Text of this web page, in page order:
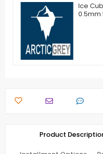
Ice
0.5mm
Product